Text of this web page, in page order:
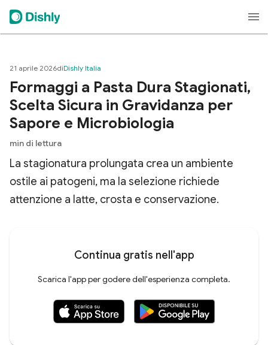
21 aprile 2026diDishly Italia
Formaggi a Pasta Dura Stagionati,
Scelta Sicura in Gravidanza per
Sapore e Microbiologia
min di lettura
La stagionatura prolungata crea un ambiente
ostile ai patogeni, ma la selezione richiede
attenzione a latte, crosta e conservazione.
Continua gratis nell'app
Scarica l'app per godere dell'esperienza completa.